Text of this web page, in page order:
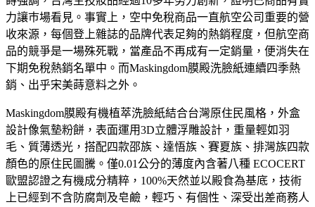
力讓巿場看見。事實上，空中免稅商品一直航空公司重要的營
收來源，每個登上雜誌的品牌代表足夠的熱銷程度，但航空商
品的競爭是一場殊死戰，當產品不再成有一定銷量，便消失在
下期免稅熱銷名單中。而Maskingdom膜殿洗臉紙連續四季熱
銷、出乎宋美蒔意料之外。
Maskingdom膜殿有機植萃洗臉紙結合台灣原住民風格，外盒
設計像氣墊粉餅，表面運用3D立體浮雕設計，重量輕如羽
毛、質薄透光，搭配四款邵族、達悟族、賽夏族、排灣族四款
顏色的原住民圖騰。僅0.01公分的薄度內含著八種 ECOCERT
歐盟認證之有機成分精粹，100%天然並以殿食為基底，技術
上已經到不含防腐劑及皂鹼，輕巧、有個性、深受出差商務人